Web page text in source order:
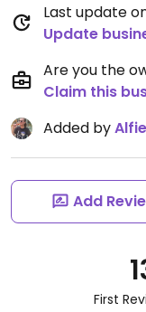
Last update
Update
Are you the
Claim this
Added by
Add
First